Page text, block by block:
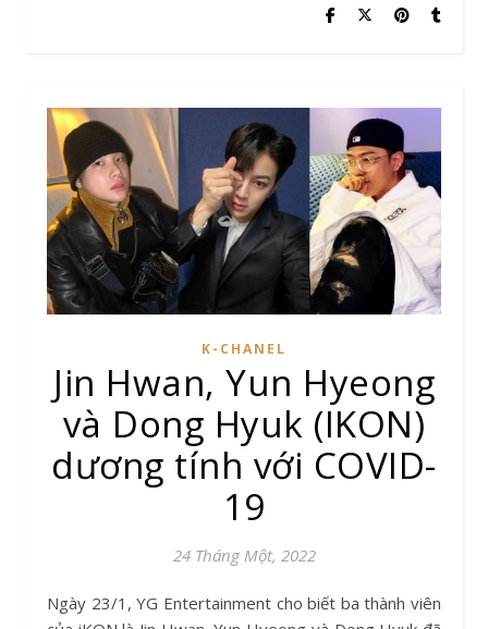
K-CHANEL
Jin Hwan, Yun Hyeong
và Dong Hyuk (IKON)
dương tính với COVID-
19
24 Tháng Một, 2022
Ngày 23/1, YG Entertainment cho biết ba thành viên